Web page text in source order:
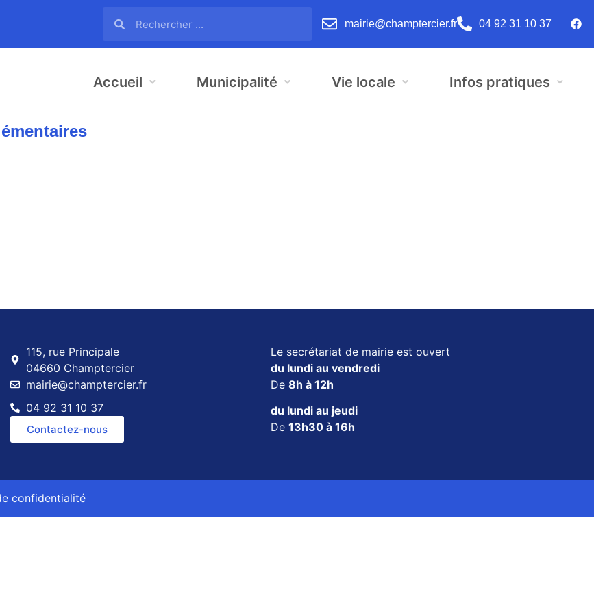
mairie@champtercier.fr 04 92 31 10 37
Accueil Municipalité Vie locale Infos pratiques
115, rue Principale
04660 Champtercier
mairie@champtercier.fr
04 92 31 10 37
Contactez-nous
Le secrétariat de mairie est ouvert
du lundi au vendredi
De 8h à 12h
du lundi au jeudi
De 13h30 à 16h
confidentialité